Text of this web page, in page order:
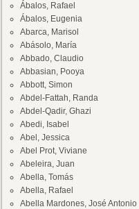
Ábalos, Rafael
Ábalos, Eugenia
Abarca, Marisol
Abásolo, María
Abbado, Claudio
Abbasian, Pooya
Abbott, Simon
Abdel-Fattah, Randa
Abdel-Qadir, Ghazi
Abedi, Isabel
Abel, Jessica
Abel Prot, Viviane
Abeleira, Juan
Abella, Tomás
Abella, Rafael
Abella Mardones, José Antonio